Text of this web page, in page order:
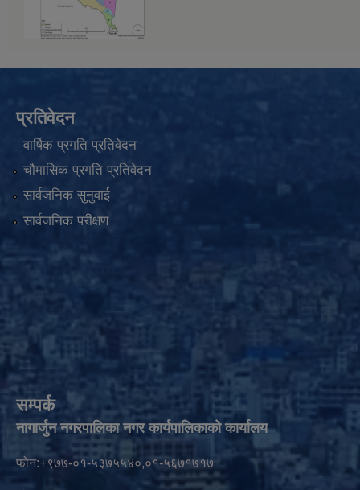
प्रतिवेदन
वार्षिक प्रगति प्रतिवेदन
चौमासिक प्रगति प्रतिवेदन
सार्वजनिक सुनुवाई
सार्वजनिक परीक्षण
सम्पर्क
नागार्जुन नगरपालिका नगर कार्यपालिकाको कार्यालय
फोन:+९७७-०१-५३७५५४०,०१-५६७१७१७